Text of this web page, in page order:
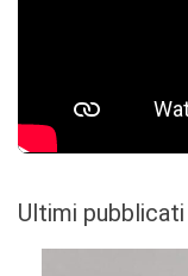
Ultimi pubblicati